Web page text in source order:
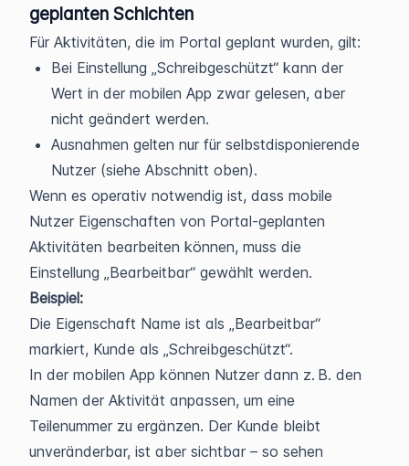
geplanten Schichten
Für Aktivitäten, die im Portal geplant wurden, gilt:
Bei Einstellung „Schreibgeschützt“ kann der
Wert in der mobilen App zwar gelesen, aber
nicht geändert werden.
Ausnahmen gelten nur für selbstdisponierende
Nutzer (siehe Abschnitt oben).
Wenn es operativ notwendig ist, dass mobile
Nutzer Eigenschaften von Portal-geplanten
Aktivitäten bearbeiten können, muss die
Einstellung „Bearbeitbar“ gewählt werden.
Beispiel:
Die Eigenschaft Name ist als „Bearbeitbar“
markiert, Kunde als „Schreibgeschützt“.
In der mobilen App können Nutzer dann z. B. den
Namen der Aktivität anpassen, um eine
Teilenummer zu ergänzen. Der Kunde bleibt
unveränderbar, ist aber sichtbar – so sehen